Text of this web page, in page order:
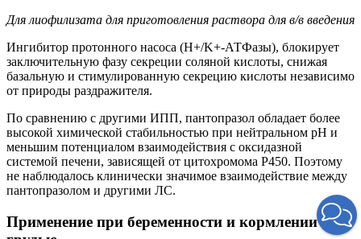
Для лиофилизата для приготовления раствора для в/в введения
Ингибитор протонного насоса (H+/K+-АТФазы), блокирует
заключительную фазу секреции соляной кислоты, снижая
базальную и стимулированную секрецию кислоты независимо
от природы раздражителя.
По сравнению с другими ИПП, пантопразол обладает более
высокой химической стабильностью при нейтральном рН и
меньшим потенциалом взаимодействия с оксидазной
системой печени, зависящей от цитохромома Р450. Поэтому
не наблюдалось клинически значимое взаимодействие между
пантопразолом и другими ЛС.
Применение при беременности и кормлении